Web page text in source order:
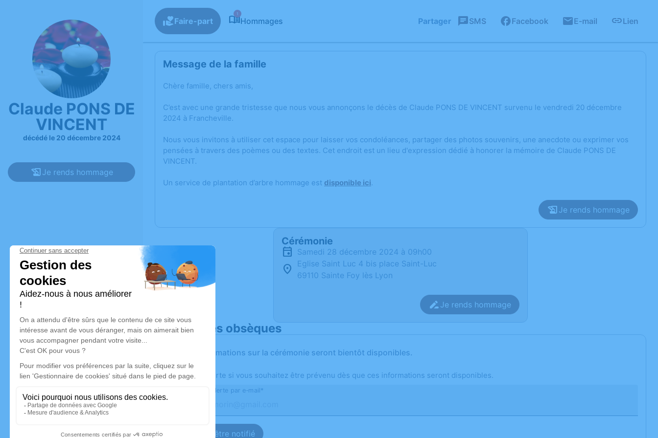
Claude PONS DE
VINCENT
décédé le 20 décembre 2024
Je rends hommage
Faire-part
1
Hommages Partager SMS Facebook E-mail Lien
Message de la famille
Chère famille, chers amis,
C’est avec une grande tristesse que nous vous annonçons le décès de Claude PONS DE VINCENT survenu le vendredi 20 décembre
2024 à Francheville.
Nous vous invitons à utiliser cet espace pour laisser vos condoléances, partager des photos souvenirs, une anecdote ou exprimer vos
pensées à travers des poèmes ou des textes. Cet endroit est un lieu d'expression dédié à honorer la mémoire de Claude PONS DE
VINCENT.
Un service de plantation d’arbre hommage est disponible ici.
Je rends hommage
Cérémonie
samedi 28 décembre 2024 à 09h00
Eglise Saint Luc 4 bis place Saint-Luc
69110 Sainte Foy lès Lyon
Je rends hommage
Déroulé des obsèques
Les informations sur la cérémonie seront bientôt disponibles.
Activez une alerte si vous souhaitez être prévenu dès que ces informations seront disponibles.
Recevoir une alerte par e-mail*
Je veux être notifié